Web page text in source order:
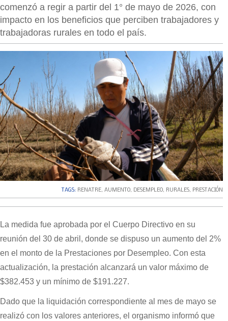
comenzó a regir a partir del 1° de mayo de 2026, con
impacto en los beneficios que perciben trabajadores y
trabajadoras rurales en todo el país.
TAGS: RENATRE, AUMENTO, DESEMPLEO, RURALES, PRESTACIÓN
La medida fue aprobada por el Cuerpo Directivo en su
reunión del 30 de abril, donde se dispuso un aumento del 2%
en el monto de la Prestaciones por Desempleo. Con esta
actualización, la prestación alcanzará un valor máximo de
$382.453 y un mínimo de $191.227.
Dado que la liquidación correspondiente al mes de mayo se
realizó con los valores anteriores, el organismo informó que